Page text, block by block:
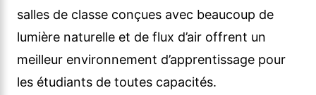
salles de classe conçues avec beaucoup de
lumière naturelle et de flux d’air offrent un
meilleur environnement d’apprentissage pour
les étudiants de toutes capacités.